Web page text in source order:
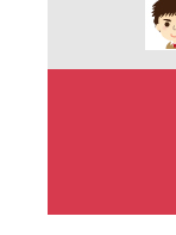
明
ク